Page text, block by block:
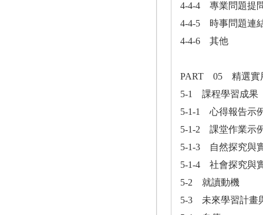
4-4-4 專業問題提
4-4-5 時事問題連
4-4-6 其他
PART 05 精選實
5-1 課程學習成果
5-1-1 心得報告示
5-1-2 課堂作業示
5-1-3 自然探究與
5-1-4 社會探究與
5-2 就讀動機
5-3 未來學習計畫